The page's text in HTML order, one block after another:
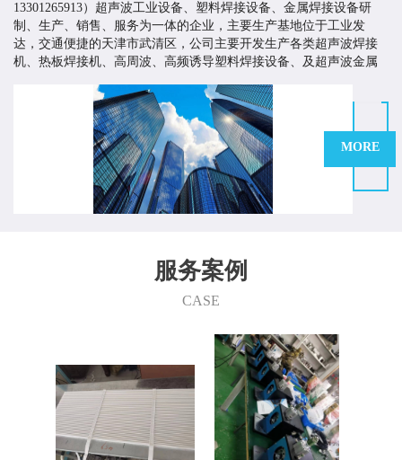
13301265913）超声波工业设备、塑料焊接设备、金属焊接设备研
制、生产、销售、服务为一体的企业，主要生产基地位于工业发
达，交通便捷的天津市武清区，公司主要开发生产各类超声波焊接
机、热板焊接机、高周波、高频诱导塑料焊接设备、及超声波金属
名匠智能一直致力于为客户提供有价值的塑料焊接与超声波
应用解决方案，以高品质的产品来提高客户市场竞争力，创造客户
价值。多年来，名匠智能持续改进生产工艺、严格控制产品质量、
不断加大技术开发的力度和投入，并积极引进技术，制造技术质量
优越的产品，为国内外客商提供多方面多途径的产品与服务。
们的产品在家电行业、汽车行业、电子行业、航天航空、精密五
金、包装行业、玩具行业、纺织行业等的各类产品制造中都得到了
成功的使用。 快捷、可靠、经济、清洁和美观，德莱诚为您在这个
MORE
服务案例
CASE